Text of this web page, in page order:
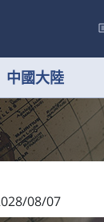
中國大陸